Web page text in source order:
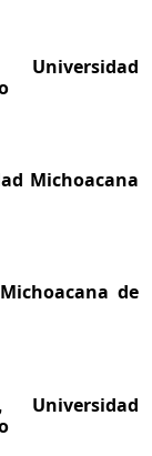
Universidad
Michoacana
de
, Universidad